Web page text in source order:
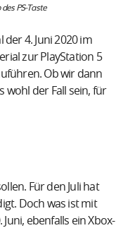
PS-Taste
4. Juni 2020 im
zur PlayStation 5
Ob wir dann
wohl der Fall sein, für
Für den Juli hat
Doch was ist mit
ebenfalls ein Xbox-